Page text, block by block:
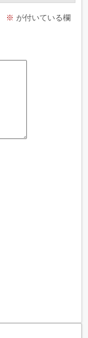
※ が付いている欄